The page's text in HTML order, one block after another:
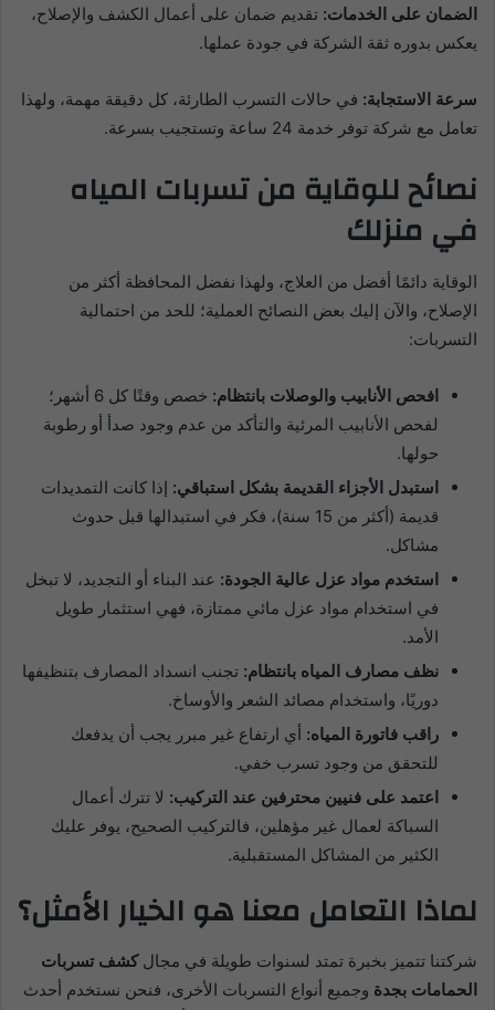
الضمان على الخدمات: تقديم ضمان على أعمال الكشف والإصلاح،
يعكس بدوره ثقة الشركة في جودة عملها.
سرعة الاستجابة: في حالات التسرب الطارئة، كل دقيقة مهمة، ولهذا
تعامل مع شركة توفر خدمة 24 ساعة وتستجيب بسرعة.
نصائح للوقاية من تسربات المياه
في منزلك
الوقاية دائمًا أفضل من العلاج، ولهذا نفضل المحافظة أكثر من
الإصلاح، والآن إليك بعض النصائح العملية؛ للحد من احتمالية
التسربات:
افحص الأنابيب والوصلات بانتظام:
خصص وقتًا كل 6 أشهر؛
لفحص الأنابيب المرئية والتأكد من عدم وجود صدأ أو رطوبة
حولها.
استبدل الأجزاء القديمة بشكل استباقي: إذا كانت التمديدات
قديمة (أكثر من 15 سنة)، فكر في استبدالها قبل حدوث
مشاكل.
استخدم مواد عزل عالية الجودة: عند البناء أو التجديد، لا تبخل
في استخدام مواد عزل مائي ممتازة، فهي استثمار طويل
الأمد.
نظف مصارف المياه بانتظام: تجنب انسداد المصارف بتنظيفها
دوريًا، واستخدام مصائد الشعر والأوساخ.
راقب فاتورة المياه: أي ارتفاع غير مبرر يجب أن يدفعك
للتحقق من وجود تسرب خفي.
اعتمد على فنيين محترفين عند التركيب: لا تترك أعمال
السباكة لعمال غير مؤهلين، فالتركيب الصحيح، يوفر عليك
الكثير من المشاكل المستقبلية.
لماذا التعامل معنا هو الخيار الأمثل؟
شركتنا تتميز بخبرة تمتد لسنوات طويلة في مجالكشف تسربات
الحمامات بجدة وجميع أنواع التسربات الأخرى، فنحن نستخدم أحدث